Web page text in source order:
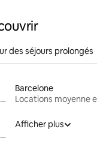
des séjours prolongés
Locations moyenne et longue durée
Barcelone
Locations moyenne et longue durée
Afficher plus